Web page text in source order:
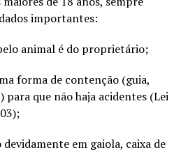
importantes:
animal é do proprietário;
forma de contenção (guia,
que não haja acidentes (Lei
em gaiola, caixa de